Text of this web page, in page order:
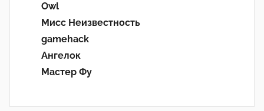
Owl
Мисс Неизвестность
gamehack
Ангелок
Мастер Фу